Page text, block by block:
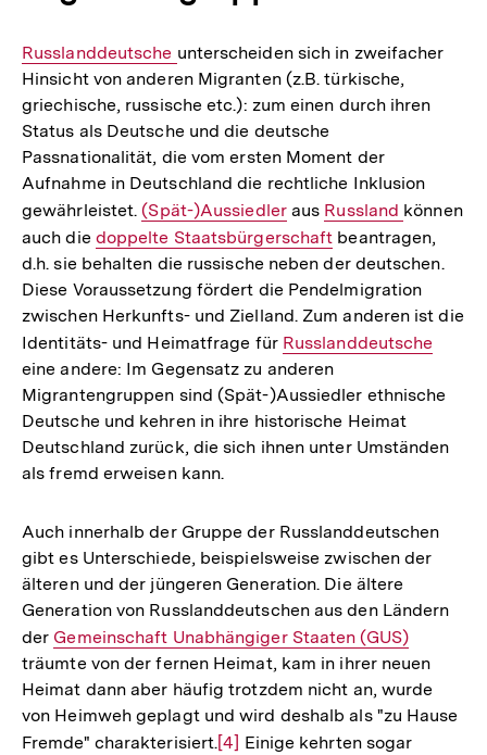
Interner
Link:
Russlanddeutsche unterscheiden sich in zweifacher
Hinsicht von anderen Migranten (z.B. türkische,
griechische, russische etc.): zum einen durch ihren
Status als Deutsche und die deutsche
Passnationalität, die vom ersten Moment der
Aufnahme in Deutschland die rechtliche Inklusion
gewährleistet.Interner
Link:
(Spät-)Aussiedleraus Interner
Link:
Russland können
auch die Interner
Link:
doppelte Staatsbürgerschaft beantragen,
d.h. sie behalten die russische neben der deutschen.
Diese Voraussetzung fördert die Pendelmigration
zwischen Herkunfts- und Zielland. Zum anderen ist die
Identitäts- und Heimatfrage für Interner
Link:
Russlanddeutsche
eine andere: Im Gegensatz zu anderen
Migrantengruppen sind (Spät-)Aussiedler ethnische
Deutsche und kehren in ihre historische Heimat
Deutschland zurück, die sich ihnen unter Umständen
als fremd erweisen kann.
Auch innerhalb der Gruppe der Russlanddeutschen
gibt es Unterschiede, beispielsweise zwischen der
älteren und der jüngeren Generation. Die ältere
Generation von Russlanddeutschen aus den Ländern
der Interner
Link:
Gemeinschaft Unabhängiger Staaten (GUS)
träumte von der fernen Heimat, kam in ihrer neuen
Heimat dann aber häufig trotzdem nicht an, wurde
von Heimweh geplagt und wird deshalb als "zu Hause
Fremde" charakterisiert.Zur
[4] Einige kehrten sogar